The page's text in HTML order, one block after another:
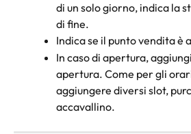
di un solo giorno, indica la
di fine.
Indica se il punto vendita è
In caso di apertura,
apertura. Come per gli
aggiungere diversi slot,
accavallino.